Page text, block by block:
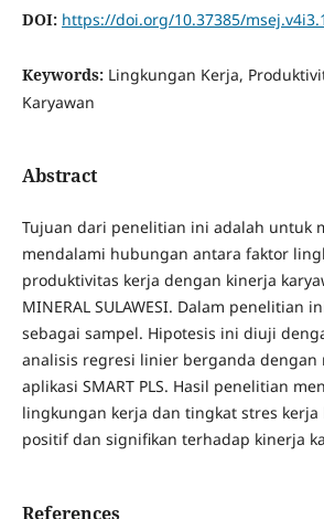
DOI: https://doi.org/10.37385/
Keywords: Lingkungan Kerja,
Karyawan
Abstract
Tujuan dari penelitian ini adalah untuk
mendalami hubungan antara faktor
produktivitas kerja dengan kinerja
MINERAL SULAWESI. Dalam penelitian
sebagai sampel. Hipotesis ini diuji
analisis regresi linier berganda dengan
aplikasi SMART PLS. Hasil penelitian
lingkungan kerja dan tingkat stres
positif dan signifikan terhadap kinerja
References